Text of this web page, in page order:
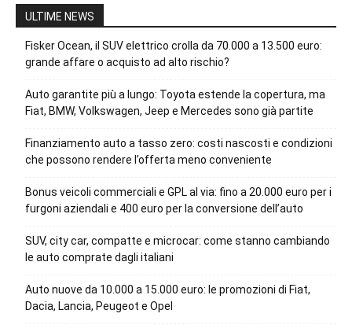
ULTIME NEWS
Fisker Ocean, il SUV elettrico crolla da 70.000 a 13.500 euro:
grande affare o acquisto ad alto rischio?
Auto garantite più a lungo: Toyota estende la copertura, ma
Fiat, BMW, Volkswagen, Jeep e Mercedes sono già partite
Finanziamento auto a tasso zero: costi nascosti e condizioni
che possono rendere l’offerta meno conveniente
Bonus veicoli commerciali e GPL al via: fino a 20.000 euro per i
furgoni aziendali e 400 euro per la conversione dell’auto
SUV, city car, compatte e microcar: come stanno cambiando
le auto comprate dagli italiani
Auto nuove da 10.000 a 15.000 euro: le promozioni di Fiat,
Dacia, Lancia, Peugeot e Opel